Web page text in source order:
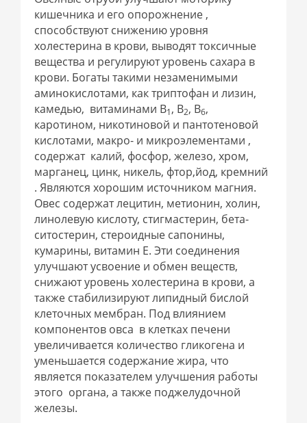
кишечника и его опорожнение ,
способствуют снижению уровня
холестерина в крови, выводят токсичные
вещества и регулируют уровень сахара в
крови. Богаты такими незаменимыми
аминокислотами, как триптофан и лизин,
камедью, витаминами В1, В2, В6,
каротином, никотиновой и пантотеновой
кислотами, макро- и микроэлементами ,
содержат калий, фосфор, железо, хром,
марганец, цинк, никель, фтор,йод, кремний
. Являются хорошим источником магния.
Овес содержат лецитин, метионин, холин,
линолевую кислоту, стигмастерин, бета-
ситостерин, стероидные сапонины,
кумарины, витамин Е. Эти соединения
улучшают усвоение и обмен веществ,
снижают уровень холестерина в крови, а
также стабилизируют липидный бислой
клеточных мембран. Под влиянием
компонентов овса в клетках печени
увеличивается количество гликогена и
уменьшается содержание жира, что
является показателем улучшения работы
этого органа, а также поджелудочной
железы.